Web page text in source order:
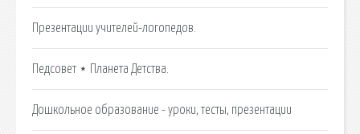
Презентации учителей-логопедов.
Педсовет ⋆ Планета Детства.
Дошкольное образование - уроки, тесты, презентации